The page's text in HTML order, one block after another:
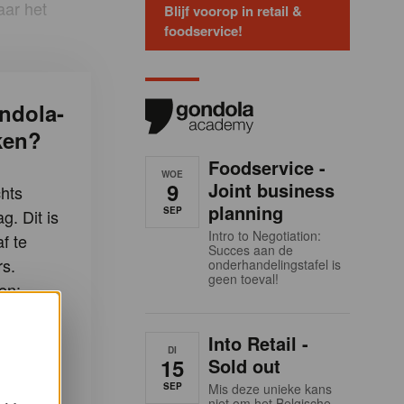
het
Dit is
te
Blijf voorop in retail &
foodservice!
WOE
9
SEP
Foodservice -
Joint business
planning
Intro to Negotiation:
Succes aan de
onderhandelingstafel is
geen toeval!
DI
15
SEP
Into Retail -
Sold out
Mis deze unieke kans